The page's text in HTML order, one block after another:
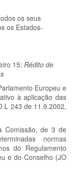
os seus
os Estados-
15: Rédito de
Europeu e
à aplicação das
L 243 de 11.9.2002,
Comissão, de 3 de
normas
do Regulamento
e do Conselho (JO